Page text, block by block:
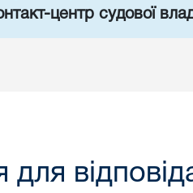
центр судової